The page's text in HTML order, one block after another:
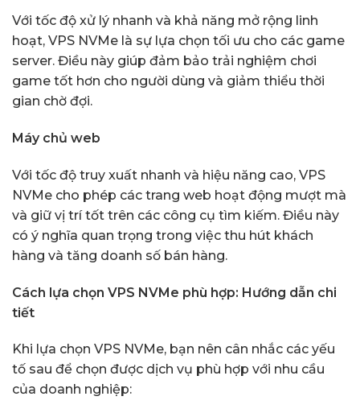
Với tốc độ xử lý nhanh và khả năng mở rộng linh
hoạt, VPS NVMe là sự lựa chọn tối ưu cho các game
server. Điều này giúp đảm bảo trải nghiệm chơi
game tốt hơn cho người dùng và giảm thiểu thời
gian chờ đợi.
Máy chủ web
Với tốc độ truy xuất nhanh và hiệu năng cao, VPS
NVMe cho phép các trang web hoạt động mượt mà
và giữ vị trí tốt trên các công cụ tìm kiếm. Điều này
có ý nghĩa quan trọng trong việc thu hút khách
hàng và tăng doanh số bán hàng.
Cách lựa chọn VPS NVMe phù hợp: Hướng dẫn chi
tiết
Khi lựa chọn VPS NVMe, bạn nên cân nhắc các yếu
tố sau để chọn được dịch vụ phù hợp với nhu cầu
của doanh nghiệp: